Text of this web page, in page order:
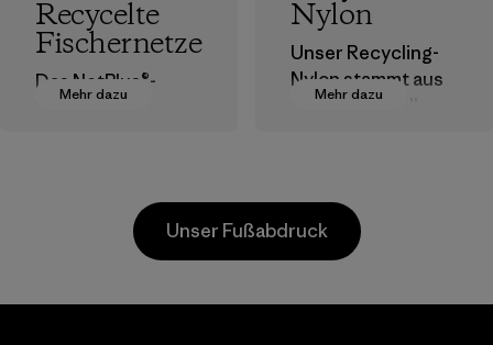
Mehr dazu
Recycelte
Fischernetze
Das NetPlus®-
Material wird zu
Fischernetzen
hergestellt, die von
Fischereigemeind
Mehr dazu
Nylon
Unser Recycling-
Nylon stammt aus
postindustriellen
recycelten
Postconsumer-
Materialien.
Unser Fußabdruck